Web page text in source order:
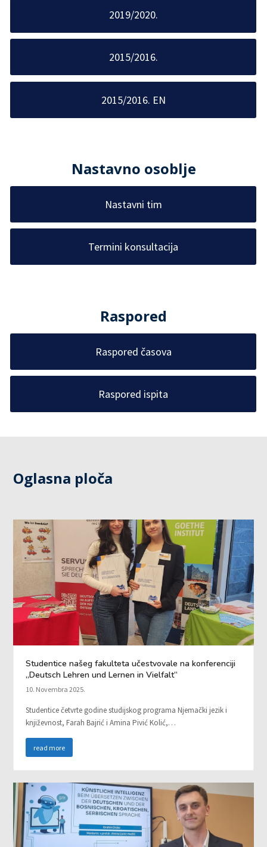
2019/2020.
2015/2016.
2015/2016. EN
Nastavno osoblje
Nastavni tim
Termini konsultacija
Raspored
Raspored časova
Raspored ispita
Oglasna ploča
Studentice našeg fakulteta učestvovale na konferenciji
„Deutsch Lehren und Lernen in Vielfalt“
10. Novembra 2025.
Studentice četvrte godine studijskog programa Njemački jezik i
književnost, Farah Bajrić i Amina Pivić Kolić,…
read more